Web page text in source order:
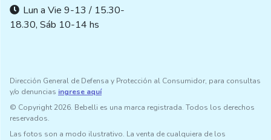
Lun a Vie 9-13 / 15.30-
18.30, Sáb 10-14 hs
Dirección General de Defensa y Protección al Consumidor, para consultas
y/o denuncias ingrese aquí
© Copyright 2026. Bebelli es una marca registrada. Todos los derechos
reservados.
Las fotos son a modo ilustrativo. La venta de cualquiera de los